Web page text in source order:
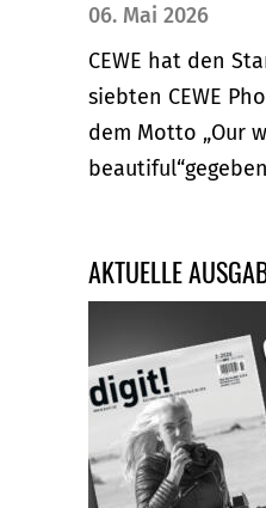
06. Mai 2026
CEWE hat den
siebten CEWE
dem Motto „Our
AKTUELLE